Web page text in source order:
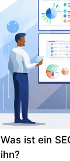
Was ist ein
ihn?